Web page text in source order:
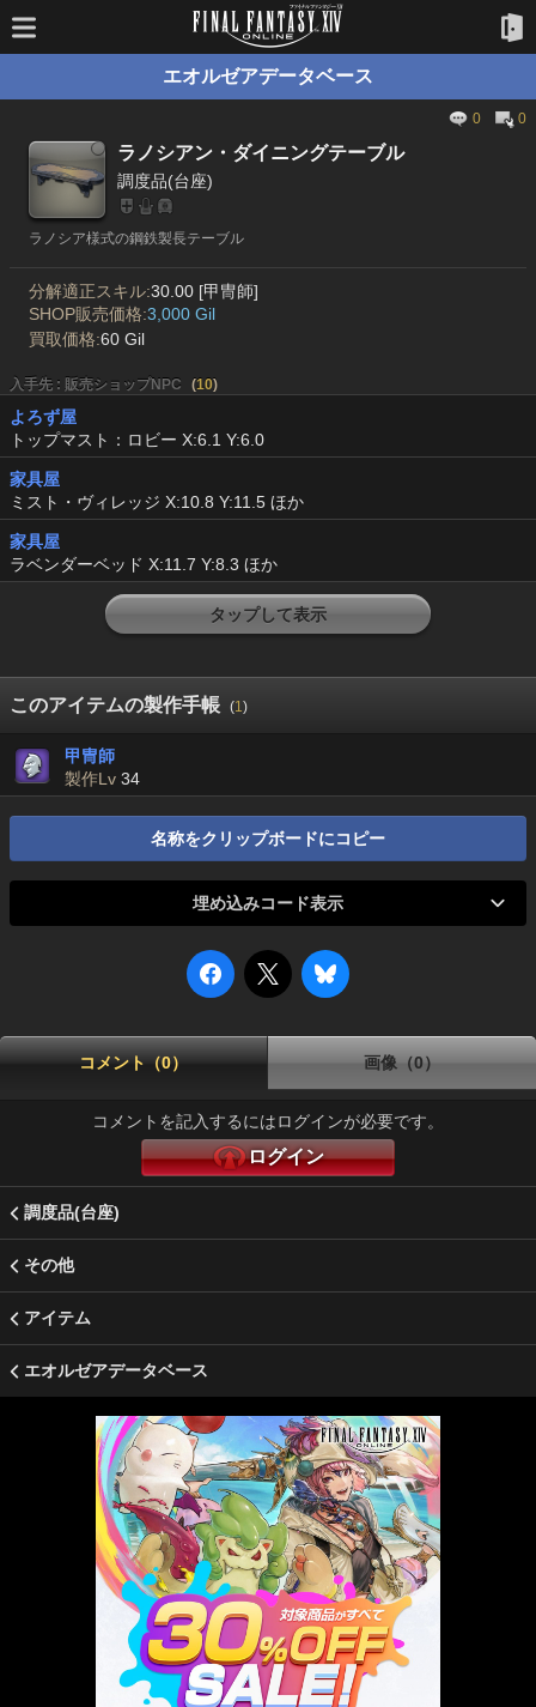
エオルゼアデータベース
0 0
ラノシアン・ダイニングテーブル
調度品(台座)
ラノシア様式の鋼鉄製長テーブル
分解適正スキル:30.00 [甲冑師]
SHOP販売価格:3,000 Gil
買取価格:60 Gil
入手先 : 販売ショップNPC (10)
よろず屋
トップマスト：ロビー X:6.1 Y:6.0
家具屋
ミスト・ヴィレッジ X:10.8 Y:11.5 ほか
家具屋
ラベンダーベッド X:11.7 Y:8.3 ほか
タップして表示
このアイテムの製作手帳 (1)
甲冑師
製作Lv 34
名称をクリップボードにコピー
埋め込みコード表示
コメント（0） 画像（0）
コメントを記入するにはログインが必要です。
ログイン
調度品(台座)
その他
アイテム
エオルゼアデータベース